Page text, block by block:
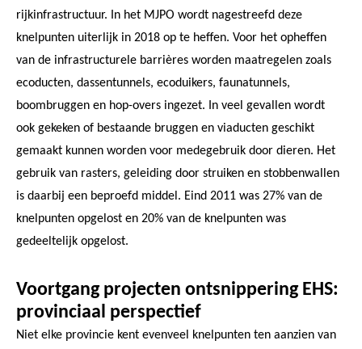
rijkinfrastructuur. In het MJPO wordt nagestreefd deze
knelpunten uiterlijk in 2018 op te heffen. Voor het opheffen
van de infrastructurele barrières worden maatregelen zoals
ecoducten, dassentunnels, ecoduikers, faunatunnels,
boombruggen en hop-overs ingezet. In veel gevallen wordt
ook gekeken of bestaande bruggen en viaducten geschikt
gemaakt kunnen worden voor medegebruik door dieren. Het
gebruik van rasters, geleiding door struiken en stobbenwallen
is daarbij een beproefd middel. Eind 2011 was 27% van de
knelpunten opgelost en 20% van de knelpunten was
gedeeltelijk opgelost.
Voortgang projecten ontsnippering EHS:
provinciaal perspectief
Niet elke provincie kent evenveel knelpunten ten aanzien van